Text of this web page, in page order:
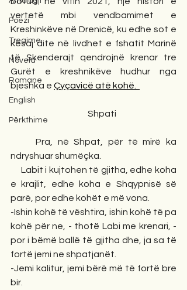
Poezi
Tregime
Novela
Romane
English
Përkthime
vertetë mbi vendbamimet e
Kreshinkëve në Drenicë, ku edhe sot e
kësaj dite në livdhet e fshatit Marinë
të Skenderajt qendrojnë krenar tre
Gurët e kreshnikëve hudhur nga
bjeshka e Çyçavicë atë kohë.
Shpati
Pra, në Shpat, për të mirë ka
ndryshuar shumëçka.
Labit i kujtohen të gjitha, edhe koha
e krajlit, edhe koha e Shqypnisë së
parë, por edhe kohët e më vona.
-Ishin kohë të vështira, ishin kohë të pa
kohë për ne, - thotë Labi me krenari, -
por i bëmë ballë të gjitha dhe, ja sa të
fortë jemi ne shpatjanët.
-Jemi kalitur, jemi bërë më të fortë bre
bir.